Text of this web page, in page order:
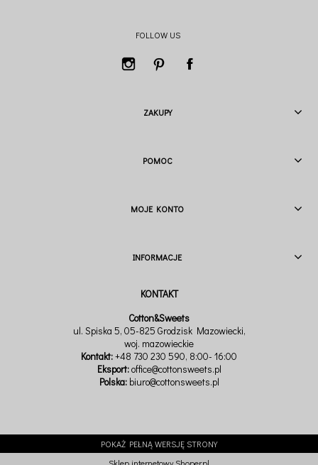
FOLLOW US
ZAKUPY
POMOC
MOJE KONTO
INFORMACJE
Cotton&Sweets
ul. Spiska 5, 05-825 Grodzisk Mazowiecki,
woj. mazowieckie
Kontakt:+48 730 230 590, 8:00- 16:00
Eksport:office@cottonsweets.pl
Polska: biuro@cottonsweets.pl
POKAŻ PEŁNĄ WERSJĘ STRONY
Sklep internetowy Shoper.pl